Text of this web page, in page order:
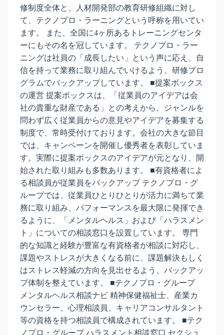
修制度全体と、人材開発部の教育研修組織に対し
て、テクノプロ・ラーニングという呼称を用いてい
ます。 また、全国に4ヶ所あるトレーニングセンタ
ーにもその名を冠しています。 テクノプロ・ラー
ニングは社員の「成長したい」という声に応え、自
信を持って業務に取り組んでいけるよう、研修プロ
グラムでバックアップしています。 ■提案ボックス
の運営 提案ボックスは、「従業員のアイデアは会
社の貴重な財産である」との考えから、ジャンルを
問わず広く従業員からの意見やアイデアを募集する
制度で、常時受付けております。会社の大きな節目
では、キャンペーンを開催し優秀者を表彰していま
す。実際に提案ボックスのアイデアが元となり、開
始された取り組みも多数あります。 ■有資格者によ
る相談員が従業員をバックアップ テクノプロ・グ
ループでは、従業員ひとりひとりが活力に満ちて業
務に取り組み、パフォーマンスを最大限に発揮でき
るように、「メンタルヘルス」および「ハラスメン
ト」についての相談窓口を設置しています。 専門
的な知識と経験が豊富な有資格者が相談に対応し、
課題やストレスが大きくなる前に、課題解決もしく
はストレス軽減の方向を見出せるよう、バックアッ
プ体制を整えています。 ■テクノプロ・グループ
メンタルヘルス相談ナビ 精神保健福祉士、産業カ
ウンセラー、心理相談員、キャリアコンサルタント
等の資格を持つ相談員で構成されています。 ■テク
ノプロ・グループ ハラスメント相談窓口 セクシュ